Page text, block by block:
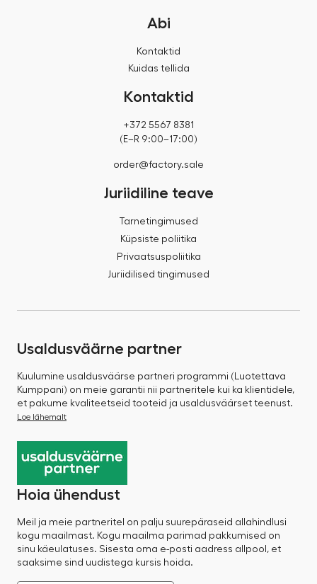
Abi
Kontaktid
Kuidas tellida
Kontaktid
+372 5567 8381
(E–R 9:00–17:00)
order@factory.sale
Juriidiline teave
Tarnetingimused
Küpsiste poliitika
Privaatsuspoliitika
Juriidilised tingimused
Usaldusväärne partner
Kuulumine usaldusväärse partneri programmi (Luotettava
Kumppani) on meie garantii nii partneritele kui ka klientidele,
et pakume kvaliteetseid tooteid ja usaldusväärset teenust.
Loe lähemalt
Hoia ühendust
Meil ja meie partneritel on palju suurepäraseid allahindlusi
kogu maailmast. Kogu maailma parimad pakkumised on
sinu käeulatuses. Sisesta oma e-posti aadress allpool, et
saaksime sind uudistega kursis hoida.